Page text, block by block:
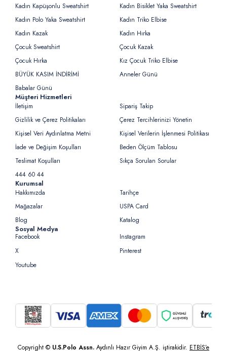
Kadın Kapüşonlu Sweatshirt
Kadın Bisiklet Yaka Sweatshirt
Kadın Polo Yaka Sweatshirt
Kadın Triko Elbise
Kadın Kazak
Kadın Hırka
Çocuk Sweatshirt
Çocuk Kazak
Çocuk Hırka
Kız Çocuk Triko Elbise
BÜYÜK KASIM İNDİRİMİ
Anneler Günü
Babalar Günü
Müşteri Hizmetleri
İletişim
Sipariş Takip
Gizlilik ve Çerez Politikaları
Çerez Tercihlerinizi Yönetin
Kişisel Veri Aydınlatma Metni
Kişisel Verilerin İşlenmesi Politikası
İade ve Değişim Koşulları
Beden Ölçüm Tablosu
Teslimat Koşulları
Sıkça Sorulan Sorular
444 60 44
Kurumsal
Hakkımızda
Tarihçe
Mağazalar
USPA Card
Blog
Katalog
Sosyal Medya
Facebook
Instagram
X
Pinterest
Youtube
Copyright © U.S.Polo Assn. Aydınlı Hazır Giyim A.Ş. iştirakidir. ETBİS’e